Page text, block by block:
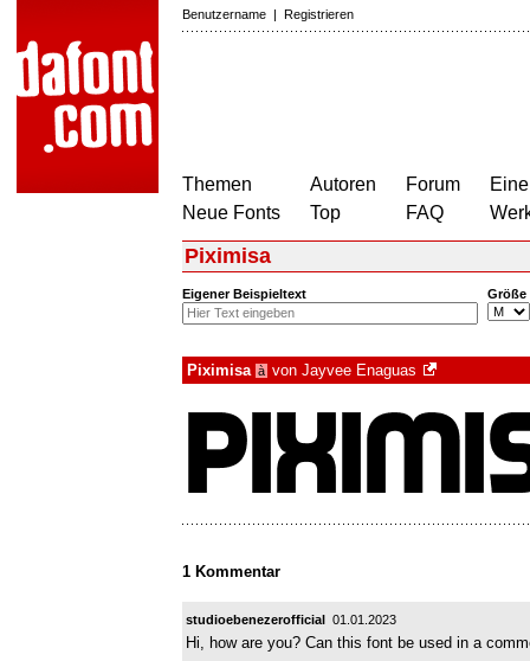
Benutzername | Registrieren
Themen
Neue Fonts
Autoren
Top
Forum
FAQ
Piximisa
Eigener Beispieltext Größe
Piximisa à von Jayvee Enaguas
1 Kommentar
studioebenezerofficial 01.01.2023
Hi, how are you? Can this font be used in a